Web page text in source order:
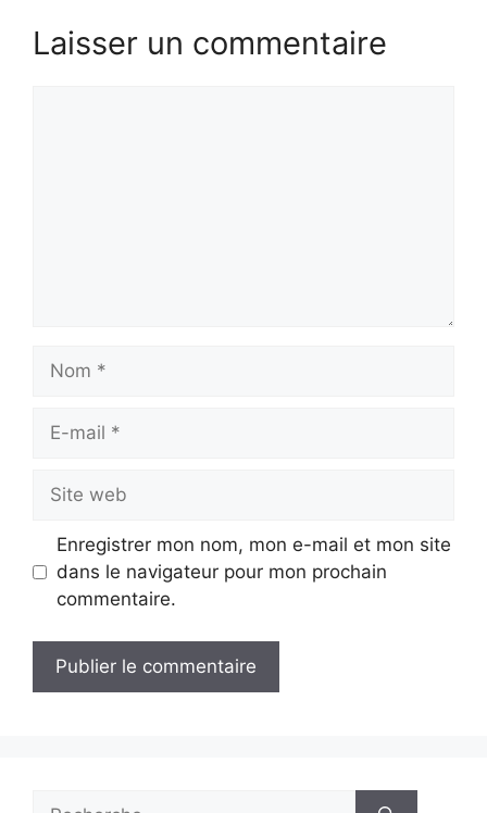
Laisser un commentaire
Nom
Site
web
Enregistrer mon nom, mon e-mail et mon site
dans le navigateur pour mon prochain
commentaire.